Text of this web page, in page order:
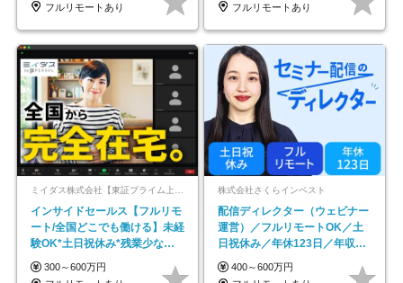
フルリモートあり
フルリモートあり
ミイダス株式会社【東証プライム上場パーソルグループ】
インサイドセールス【フルリモ
ート/全国どこでも働ける】未経
験OK*土日祝休み*残業少なめ*
在宅勤務手当あり
300～600万円
株式会社さくらインベスト
配信ディレクター（ウェビナー
運営）／フルリモートOK／土
日祝休み／年休123日／年収
600万円可
400～600万円